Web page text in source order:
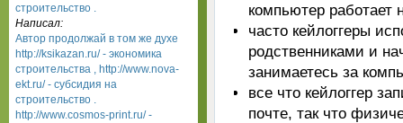
компьютер работает
часто кейлоггеры
родственниками и
занимаетесь за
все что кейлоггер
почте, так что
строительство .
Написал:
Автор продолжай в том же духе
http://ksikazan.ru/ - экономика
строительства , http://www.nova-
ekt.ru/ - субсидия на
строительство .
http://www.cosmos-print.ru/ -